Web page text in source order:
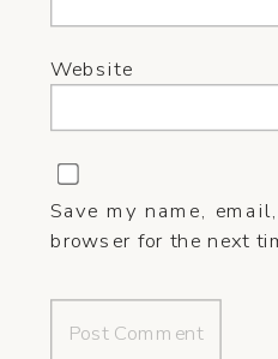
Website
Save my name,
browser for the next